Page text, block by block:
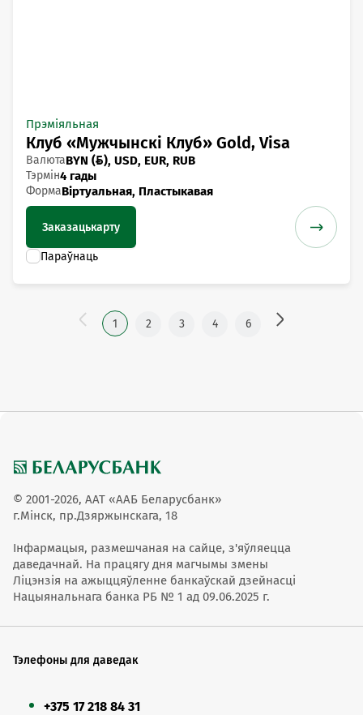
Прэміяльная
Клуб «Мужчынскі Клуб» Gold, Visa
ВалютаBYN (), USD, EUR, RUB
Тэрмін4 гады
ФормаВіртуальная, Пластыкавая
Заказацькарту
1 2 3 4 6
© 2001-2026, ААТ «ААБ Беларусбанк»
г.Мінск, пр.Дзяржынскага, 18
Інфармацыя, размешчаная на сайце, з'яўляецца
даведачнай. На працягу дня магчымы змены
Ліцэнзія на ажыццяўленне банкаўскай дзейнасці
Нацыянальнага банка РБ № 1 ад 09.06.2025 г.
Тэлефоны для даведак
+375 17 218 84 31